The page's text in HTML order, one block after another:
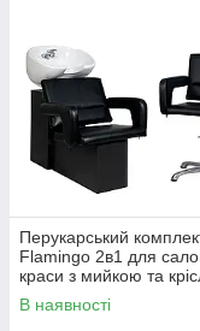
Перукарський
Flamingo 2в1 для
краси з мийкою та
В наявності